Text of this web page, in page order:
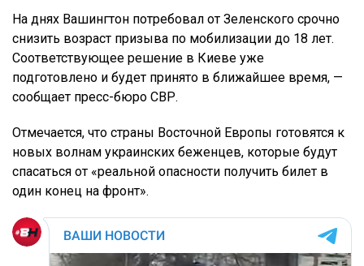
На днях Вашингтон потребовал от Зеленского срочно
снизить возраст призыва по мобилизации до 18 лет.
Соответствующее решение в Киеве уже
подготовлено и будет принято в ближайшее время, —
сообщает пресс-бюро СВР.
Отмечается, что страны Восточной Европы готовятся к
новых волнам украинских беженцев, которые будут
спасаться от «реальной опасности получить билет в
один конец на фронт».